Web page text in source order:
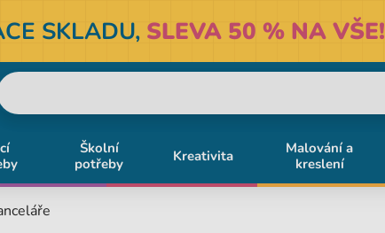
SKLADU, SLEVA 50 % NA VŠE!
Školní
potřeby
Kreativita
Malování a
kreslení